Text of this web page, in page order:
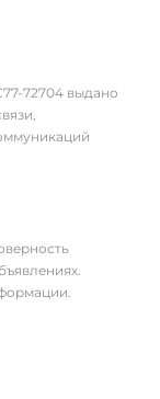
72704 выдано